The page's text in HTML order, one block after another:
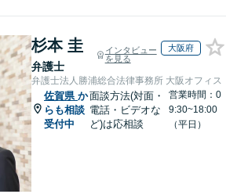
杉本 圭
弁護士
インタビュー
を見る
大阪府
弁護士法人勝浦総合法律事務所 大阪オフィス
佐賀県 か
らも相談
受付中
面談方法(対面・
電話・ビデオな
ど)は応相談
営業時間：0
9:30~18:00
（平日）